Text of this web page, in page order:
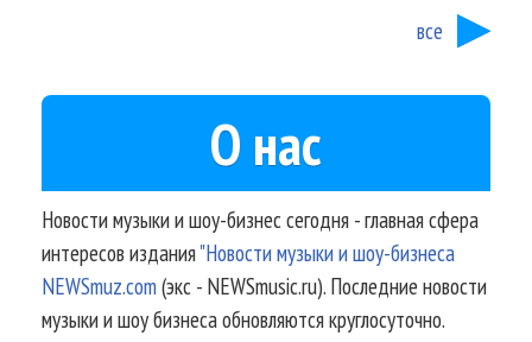
все
О нас
Новости музыки и шоу-бизнес сегодня - главная сфера
интересов издания"Новости музыки и шоу-бизнеса
NEWSmuz.com(экс - NEWSmusic.ru). Последние новости
музыки и шоу бизнеса обновляются круглосуточно.